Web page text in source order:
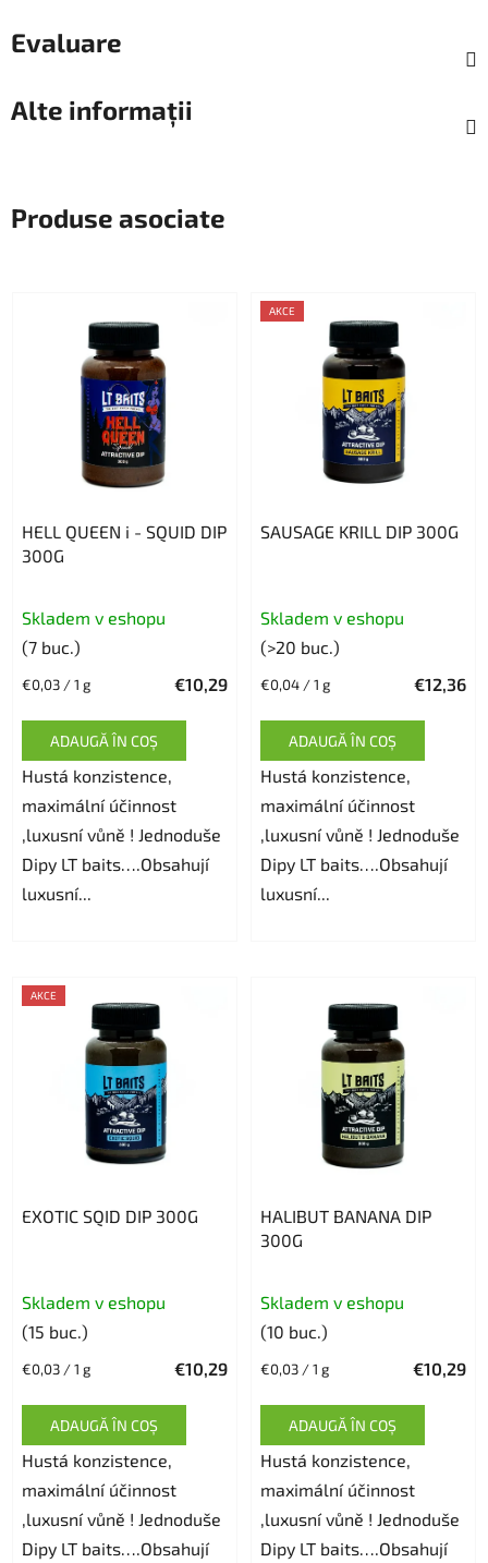
Evaluare
Alte informații
Produse asociate
HELL QUEEN i - SQUID DIP
300G
Skladem v eshopu
(7 buc.)
€10,29
Evaluare
€0,03 / 1 g
ADAUGĂ ÎN COŞ
Hustá konzistence,
maximální účinnost
,luxusní vůně ! Jednoduše
Dipy LT baits….Obsahují
luxusní...
AKCE
SAUSAGE KRILL DIP 300G
Skladem v eshopu
(>20 buc.)
€12,36
Evaluare
€0,04 / 1 g
ADAUGĂ ÎN COŞ
Hustá konzistence,
maximální účinnost
,luxusní vůně ! Jednoduše
Dipy LT baits….Obsahují
luxusní...
AKCE
EXOTIC SQID DIP 300G
Skladem v eshopu
(15 buc.)
€10,29
Evaluare
€0,03 / 1 g
ADAUGĂ ÎN COŞ
Hustá konzistence,
maximální účinnost
,luxusní vůně ! Jednoduše
Dipy LT baits….Obsahují
HALIBUT BANANA DIP
300G
medie
produsului
este
5,0
din
5
stele.
Skladem v eshopu
(10 buc.)
€10,29
Evaluare
€0,03 / 1 g
ADAUGĂ ÎN COŞ
Hustá konzistence,
maximální účinnost
,luxusní vůně ! Jednoduše
Dipy LT baits….Obsahují